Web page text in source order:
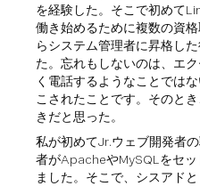
を経験した。そこで初めて
働き始めるために複数の資
らシステム管理者に昇格し
た。忘れもしないのは、エ
く電話するようなことでは
こされたことです。そのと
きだと思った。
私が初めてJr.ウェブ開発者
者がApacheやMySQLをセ
ました。そこで、シスアド